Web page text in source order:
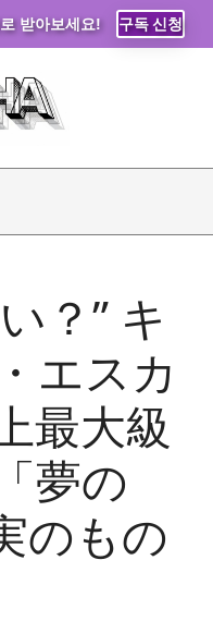
받아보세요! 구독 신청
？” キ
エスカ
最大級
夢の
のもの